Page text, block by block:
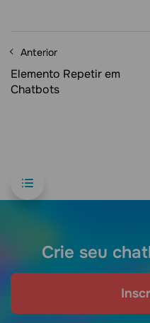
Anterior
Elemento Repetir em
Chatbots
Crie seu